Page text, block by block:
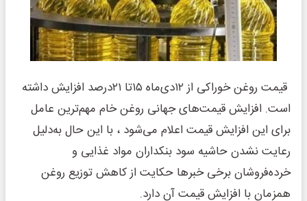
قیمت روغن خوراکی از ۱۲دی‌ماه ۱۵تا ۲۱درصد افزایش داشته
است. افزایش قیمت‌های جهانی روغن خام مهم‌ترین عامل
برای این افزایش قیمت اعلام می‌شود ، با این حال به‌دلیل
رعایت نشدن حاشیه سود بنکداران مواد غذایی و
خرده‌فروشان برخی خبرها حکایت از کاهش توزیع روغن
همزمان با افزایش قیمت آن دارد.